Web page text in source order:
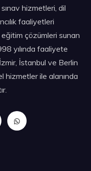
hizmetleri, dil
faaliyetleri
çözümleri sunan
yılında faaliyete
İstanbul ve Berlin
hizmetler ile alanında